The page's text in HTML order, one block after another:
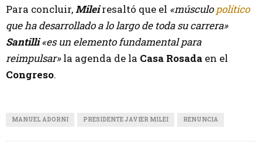
Para concluir,Mileiresaltó que el «músculo político
que ha desarrollado a lo largo de toda su carrera»
Santilli«es un elemento fundamental para
reimpulsar»la agenda de la Casa Rosada en el
Congreso.
MANUEL ADORNI PRESIDENTE JAVIER MILEI RENUNCIA